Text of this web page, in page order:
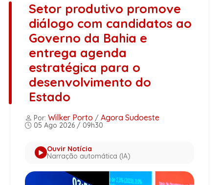
Setor produtivo promove
diálogo com candidatos ao
Governo da Bahia e
entrega agenda
estratégica para o
desenvolvimento do
Estado
Por: Wilker Porto / Agora Sudoeste
05 Ago 2026 / 09h30
Ouvir Notícia
Narração automática (IA)